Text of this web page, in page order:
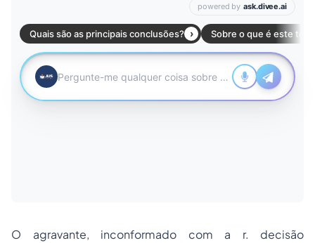
O agravante, inconformado com a r. decisão